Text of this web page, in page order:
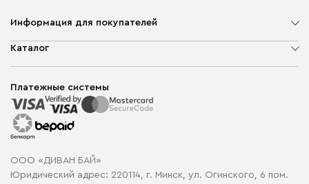
Информация для покупателей
О компании
Способы оплаты
Рассрочка и кредит
Гарантия
Карта сайта
Политика конфиденциальности
Политика в отношении обработки cookie
Каталог
Корпусная мебель
Распродажа мебели
Платежные системы
ООО «ДИВАН БАЙ»
Юридический адрес: 220114, г. Минск, ул. Огинского, 6 пом.